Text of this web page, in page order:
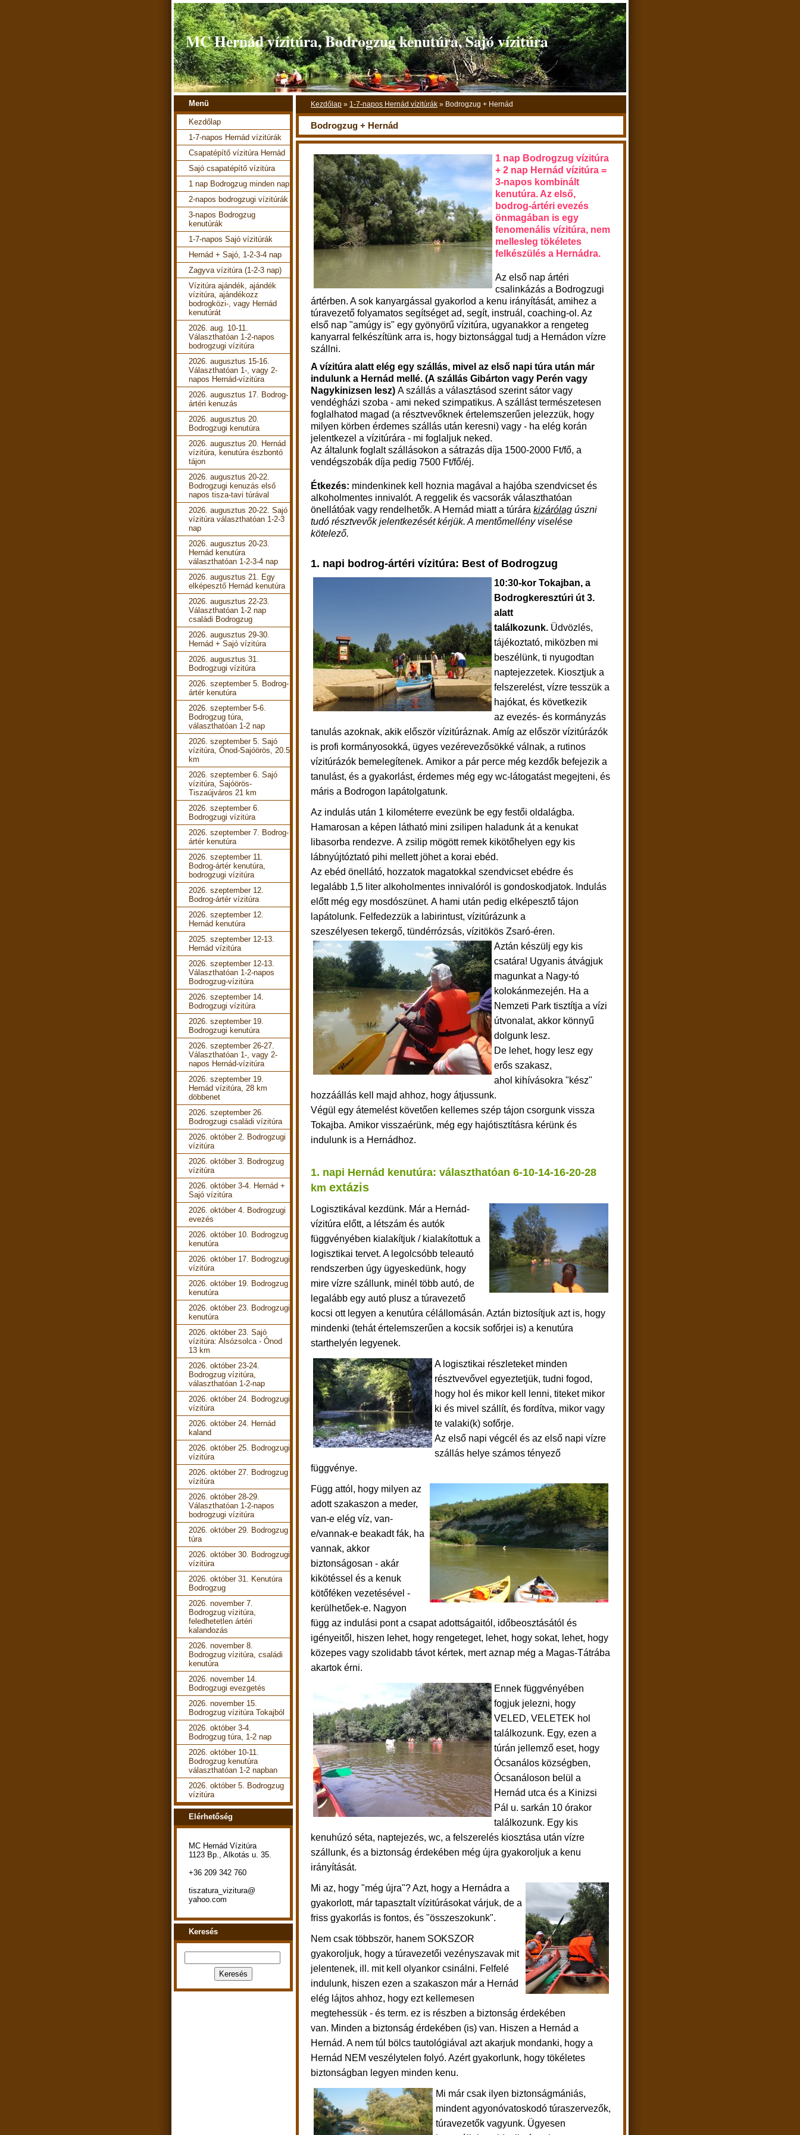
MC Hernád vízitúra, Bodrogzug kenutúra, Sajó vízitúra
Kezdőlap » 1-7-napos Hernád vízitúrák » Bodrogzug + Hernád
Bodrogzug + Hernád
1 nap Bodrogzug vízitúra
+ 2 nap Hernád vízitúra =
3-napos kombinált
kenutúra. Az első,
bodrog-ártéri evezés
önmagában is egy
fenomenális vízitúra, nem
mellesleg tökéletes
felkészülés a Hernádra.
Az első nap ártéri
csalinkázás a Bodrogzugi
ártérben. A sok kanyargással gyakorlod a kenu irányítását, amihez a
túravezető folyamatos segítséget ad, segít, instruál, coaching-ol. Az
első nap "amúgy is" egy gyönyörű vízitúra, ugyanakkor a rengeteg
kanyarral felkészítünk arra is, hogy biztonsággal tudj a Hernádon vízre
szállni.
A vízitúra alatt elég egy szállás, mivel az első napi túra után már
indulunk a Hernád mellé. (A szállás Gibárton vagy Perén vagy
Nagykinizsen lesz) A szállás a választásod szerint sátor vagy
vendégházi szoba - ami neked szimpatikus. A szállást természetesen
foglalhatod magad (a résztvevőknek értelemszerűen jelezzük, hogy
milyen körben érdemes szállás után keresni) vagy - ha elég korán
jelentkezel a vízitúrára - mi foglaljuk neked.
Az általunk foglalt szállásokon a sátrazás díja 1500-2000 Ft/fő, a
vendégszobák díja pedig 7500 Ft/fő/éj.
Étkezés: mindenkinek kell hoznia magával a hajóba szendvicset és
alkoholmentes innivalót. A reggelik és vacsorák választhatóan
önellátóak vagy rendelhetők. A Hernád miatt a túrára kizárólag úszni
tudó résztvevők jelentkezését kérjük. A mentőmellény viselése
kötelező.
1. napi bodrog-ártéri vízitúra: Best of Bodrogzug
10:30-kor Tokajban, a
Bodrogkeresztúri út 3.
alatt
találkozunk. Üdvözlés,
tájékoztató, miközben mi
beszélünk, ti nyugodtan
naptejezzetek. Kiosztjuk a
felszerelést, vízre tesszük a
hajókat, és következik
az evezés- és kormányzás
tanulás azoknak, akik először vízitúráznak. Amíg az először vízitúrázók
is profi kormányosokká, ügyes vezérevezősökké válnak, a rutinos
vízitúrázók bemelegítenek. Amikor a pár perce még kezdők befejezik a
tanulást, és a gyakorlást, érdemes még egy wc-látogatást megejteni, és
máris a Bodrogon lapátolgatunk.
Az indulás után 1 kilométerre evezünk be egy festői oldalágba.
Hamarosan a képen látható mini zsilipen haladunk át a kenukat
libasorba rendezve. A zsilip mögött remek kikötőhelyen egy kis
lábnyújtóztató pihi mellett jöhet a korai ebéd.
Az ebéd önellátó, hozzatok magatokkal szendvicset ebédre és
legalább 1,5 liter alkoholmentes innivalóról is gondoskodjatok. Indulás
előtt még egy mosdószünet. A hami után pedig elképesztő tájon
lapátolunk. Felfedezzük a labirintust, vízitúrázunk a
szeszélyesen tekergő, tündérrózsás, vízitökös Zsaró-éren.
Aztán készülj egy kis
csatára! Ugyanis átvágjuk
magunkat a Nagy-tó
kolokánmezején. Ha a
Nemzeti Park tisztítja a vízi
útvonalat, akkor könnyű
dolgunk lesz.
De lehet, hogy lesz egy
erős szakasz,
ahol kihívásokra "kész"
hozzáállás kell majd ahhoz, hogy átjussunk.
Végül egy átemelést követően kellemes szép tájon csorgunk vissza
Tokajba. Amikor visszaérünk, még egy hajótisztításra kérünk és
indulunk is a Hernádhoz.
1. napi Hernád kenutúra: választhatóan 6-10-14-16-20-28
km extázis
Logisztikával kezdünk. Már a Hernád-
vízitúra előtt, a létszám és autók
függvényében kialakítjuk / kialakítottuk a
logisztikai tervet. A legolcsóbb teleautó
rendszerben úgy ügyeskedünk, hogy
mire vízre szállunk, minél több autó, de
legalább egy autó plusz a túravezető
kocsi ott legyen a kenutúra célállomásán. Aztán biztosítjuk azt is, hogy
mindenki (tehát értelemszerűen a kocsik sofőrjei is) a kenutúra
starthelyén legyenek.
A logisztikai részleteket minden
résztvevővel egyeztetjük, tudni fogod,
hogy hol és mikor kell lenni, titeket mikor
ki és mivel szállít, és fordítva, mikor vagy
te valaki(k) sofőrje.
Az első napi végcél és az első napi vízre
szállás helye számos tényező
függvénye.
Függ attól, hogy milyen az
adott szakaszon a meder,
van-e elég víz, van-
e/vannak-e beakadt fák, ha
vannak, akkor
biztonságosan - akár
kikötéssel és a kenuk
kötőféken vezetésével -
kerülhetőek-e. Nagyon
függ az indulási pont a csapat adottságaitól, időbeosztásától és
igényeitől, hiszen lehet, hogy rengeteget, lehet, hogy sokat, lehet, hogy
közepes vagy szolidabb távot kértek, mert aznap még a Magas-Tátrába
akartok érni.
Ennek függvényében
fogjuk jelezni, hogy
VELED, VELETEK hol
találkozunk. Egy, ezen a
túrán jellemző eset, hogy
Ócsanálos községben,
Ócsanáloson belül a
Hernád utca és a Kinizsi
Pál u. sarkán 10 órakor
találkozunk. Egy kis
kenuhúzó séta, naptejezés, wc, a felszerelés kiosztása után vízre
szállunk, és a biztonság érdekében még újra gyakoroljuk a kenu
irányítását.
Mi az, hogy "még újra"? Azt, hogy a Hernádra a
gyakorlott, már tapasztalt vízitúrásokat várjuk, de a
friss gyakorlás is fontos, és "összeszokunk".
Nem csak többször, hanem SOKSZOR
gyakoroljuk, hogy a túravezetői vezényszavak mit
jelentenek, ill. mit kell olyankor csinálni. Felfelé
indulunk, hiszen ezen a szakaszon már a Hernád
elég lájtos ahhoz, hogy ezt kellemesen
megtehessük - és term. ez is részben a biztonság érdekében
van. Minden a biztonság érdekében (is) van. Hiszen a Hernád a
Hernád. A nem túl bölcs tautológiával azt akarjuk mondanki, hogy a
Hernád NEM veszélytelen folyó. Azért gyakorlunk, hogy tökéletes
biztonságban legyen minden kenu.
Mi már csak ilyen biztonságmániás,
mindent agyonóvatoskodó túraszervezők,
túravezetők vagyunk. Ügyesen
Menü
Kezdőlap
1-7-napos Hernád vízitúrák
Csapatépítő vízitúra Hernád
Sajó csapatépítő vízitúra
1 nap Bodrogzug minden nap
2-napos bodrogzugi vízitúrák
3-napos Bodrogzug
kenutúrák
1-7-napos Sajó vízitúrák
Hernád + Sajó, 1-2-3-4 nap
Zagyva vízitúra (1-2-3 nap)
Vízitúra ajándék, ajándék
vízitúra, ajándékozz
bodrogközi-, vagy Hernád
kenutúrát
2026. aug. 10-11.
Választhatóan 1-2-napos
bodrogzugi vízitúra
2026. augusztus 15-16.
Választhatóan 1-, vagy 2-
napos Hernád-vízitúra
2026. augusztus 17. Bodrog-
ártéri kenuzás
2026. augusztus 20.
Bodrogzugi kenutúra
2026. augusztus 20. Hernád
vízitúra, kenutúra észbontó
tájon
2026. augusztus 20-22.
Bodrogzugi kenuzás első
napos tisza-tavi túrával
2026. augusztus 20-22. Sajó
vízitúra választhatóan 1-2-3
nap
2026. augusztus 20-23.
Hernád kenutúra
választhatóan 1-2-3-4 nap
2026. augusztus 21. Egy
elképesztő Hernád kenutúra
2026. augusztus 22-23.
Választhatóan 1-2 nap
családi Bodrogzug
2026. augusztus 29-30.
Hernád + Sajó vízitúra
2026. augusztus 31.
Bodrogzugi vízitúra
2026. szeptember 5. Bodrog-
ártér kenutúra
2026. szeptember 5-6.
Bodrogzug túra,
választhatóan 1-2 nap
2026. szeptember 5. Sajó
vízitúra, Ónod-Sajóörös, 20.5
km
2026. szeptember 6. Sajó
vízitúra, Sajóörös-
Tiszaújváros 21 km
2026. szeptember 6.
Bodrogzugi vízitúra
2026. szeptember 7. Bodrog-
ártér kenutúra
2026. szeptember 11.
Bodrog-ártér kenutúra,
bodrogzugi vízitúra
2026. szeptember 12.
Bodrog-ártér vízitúra
2026. szeptember 12.
Hernád kenutúra
2025. szeptember 12-13.
Hernád vízitúra
2026. szeptember 12-13.
Választhatóan 1-2-napos
Bodrogzug-vízitúra
2026. szeptember 14.
Bodrogzugi vízitúra
2026. szeptember 19.
Bodrogzugi kenutúra
2026. szeptember 26-27.
Választhatóan 1-, vagy 2-
napos Hernád-vízitúra
2026. szeptember 19.
Hernád vízitúra, 28 km
döbbenet
2026. szeptember 26.
Bodrogzugi családi vízitúra
2026. október 2. Bodrogzugi
vízitúra
2026. október 3. Bodrogzug
vízitúra
2026. október 3-4. Hernád +
Sajó vízitúra
2026. október 4. Bodrogzugi
evezés
2026. október 10. Bodrogzug
kenutúra
2026. október 17. Bodrogzugi
vízitúra
2026. október 19. Bodrogzug
kenutúra
2026. október 23. Bodrogzugi
kenutúra
2026. október 23. Sajó
vízitúra: Alsózsolca - Ónod
13 km
2026. október 23-24.
Bodrogzug vízitúra,
választhatóan 1-2-nap
2026. október 24. Bodrogzugi
vízitúra
2026. október 24. Hernád
kaland
2026. október 25. Bodrogzugi
vízitúra
2026. október 27. Bodrogzug
vízitúra
2026. október 28-29.
Választhatóan 1-2-napos
bodrogzugi vízitúra
2026. október 29. Bodrogzug
túra
2026. október 30. Bodrogzugi
vízitúra
2026. október 31. Kenutúra
Bodrogzug
2026. november 7.
Bodrogzug vízitúra,
feledhetetlen ártéri
kalandozás
2026. november 8.
Bodrogzug vízitúra, családi
kenutúra
2026. november 14.
Bodrogzugi evezgetés
2026. november 15.
Bodrogzug vízitúra Tokajból
2026. október 3-4.
Bodrogzug túra, 1-2 nap
2026. október 10-11.
Bodrogzug kenutúra
választhatóan 1-2 napban
2026. október 5. Bodrogzug
vízitúra
Elérhetőség
MC Hernád Vízitúra
1123 Bp., Alkotás u. 35.
+36 209 342 760
tiszatura_vizitura@
yahoo.com
Keresés